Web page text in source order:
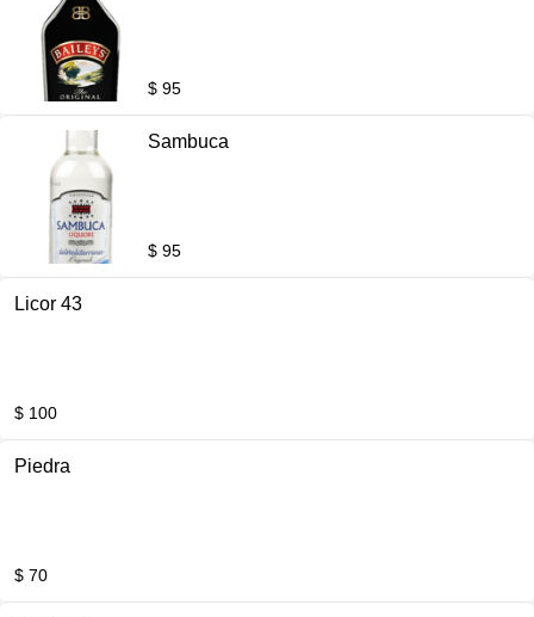
$ 95
Sambuca
$ 95
Licor 43
$ 100
Piedra
$ 70